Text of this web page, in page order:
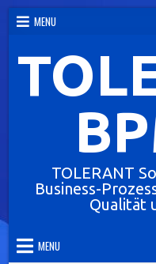
Skip
content
MENU
TOLERANT
Business-
Qualität
MENU